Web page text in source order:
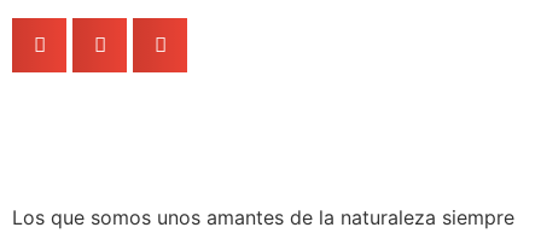
Los que somos unos amantes de la naturaleza siempre